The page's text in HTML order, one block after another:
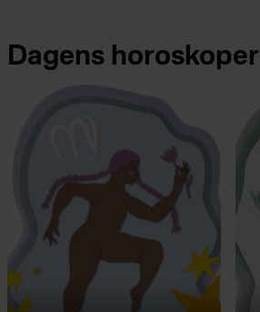
Dagens horoskoper